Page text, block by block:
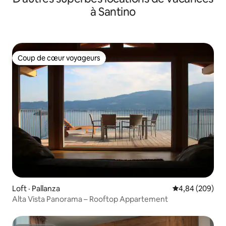
à Santino
Coup de cœur voyageurs
Coup de cœur voyageurs
Loft · Pallanza Note
4,84 (209)
Alta Vista Panorama – Rooftop Appartement